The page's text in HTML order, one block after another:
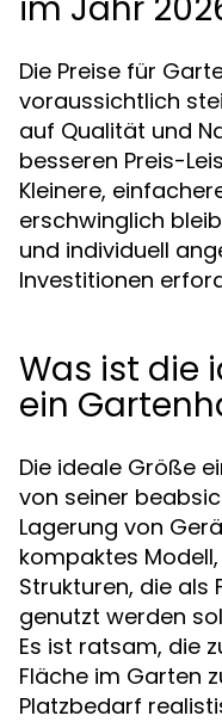
Die Preise für
voraussichtlich
auf Qualität und
besseren Preis-
Kleinere,
erschwinglich
und individuell
Investitionen
Was ist die
ein
Die ideale Größe
von seiner
Lagerung von
kompaktes
Strukturen, die
genutzt werden
Es ist ratsam, die
Fläche im Garten
Platzbedarf